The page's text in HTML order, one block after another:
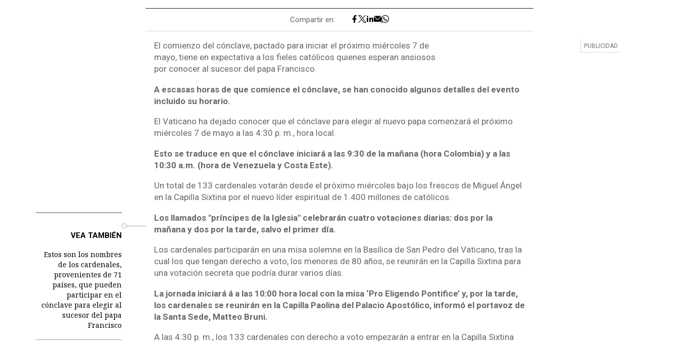
Compartir en:
El comienzo del cónclave, pactado para iniciar el próximo miércoles 7 de
mayo, tiene en expectativa a los fieles católicos quienes esperan ansiosos
por conocer al sucesor del papa Francisco.
A escasas horas de que comience el cónclave, se han conocido algunos detalles del evento
incluido su horario.
El Vaticano ha dejado conocer que el cónclave para elegir al nuevo papa comenzará el próximo
miércoles 7 de mayo a las 4:30 p. m., hora local.
Esto se traduce en que el cónclave iniciará a las 9:30 de la mañana (hora Colombia) y a las
10:30 a.m. (hora de Venezuela y Costa Este).
Un total de 133 cardenales votarán desde el próximo miércoles bajo los frescos de Miguel Ángel
en la Capilla Sixtina por el nuevo líder espiritual de 1.400 millones de católicos.
VEA TAMBIÉN
Estos son los nombres
de los cardenales,
provenientes de 71
países, que pueden
participar en el
cónclave para elegir al
sucesor del papa
Francisco
Los llamados "príncipes de la Iglesia" celebrarán cuatro votaciones diarias: dos por la
mañana y dos por la tarde, salvo el primer día.
Los cardenales participarán en una misa solemne en la Basílica de San Pedro del Vaticano, tras la
cual los que tengan derecho a voto, los menores de 80 años, se reunirán en la Capilla Sixtina para
una votación secreta que podría durar varios días.
La jornada iniciará á a las 10:00 hora local con la misa ‘Pro Eligendo Pontifice’ y, por la tarde,
los cardenales se reunirán en la Capilla Paolina del Palacio Apostólico, informó el portavoz de
la Santa Sede, Matteo Bruni.
A las 4:30 p. m., los 133 cardenales con derecho a voto empezarán a entrar en la Capilla Sixtina